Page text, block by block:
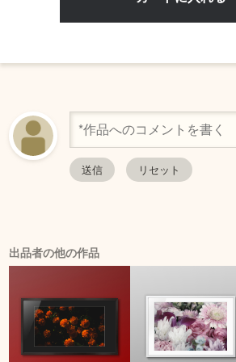
出品者の他の作品